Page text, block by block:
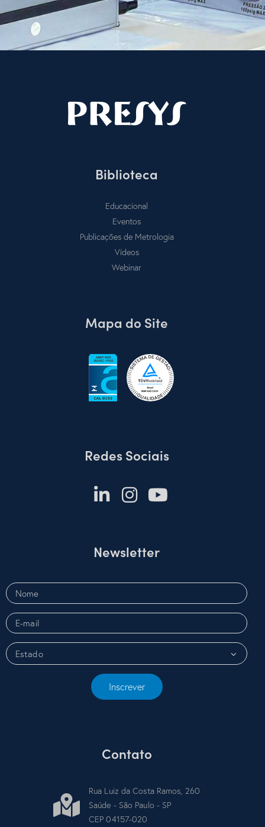
Biblioteca
Educacional
Eventos
Publicações de Metrologia
Vídeos
Webinar
Mapa do Site
Redes Sociais
Newsletter
Inscrever
Contato
Rua Luiz da Costa Ramos, 260
Saúde - São Paulo - SP
CEP 04157-020